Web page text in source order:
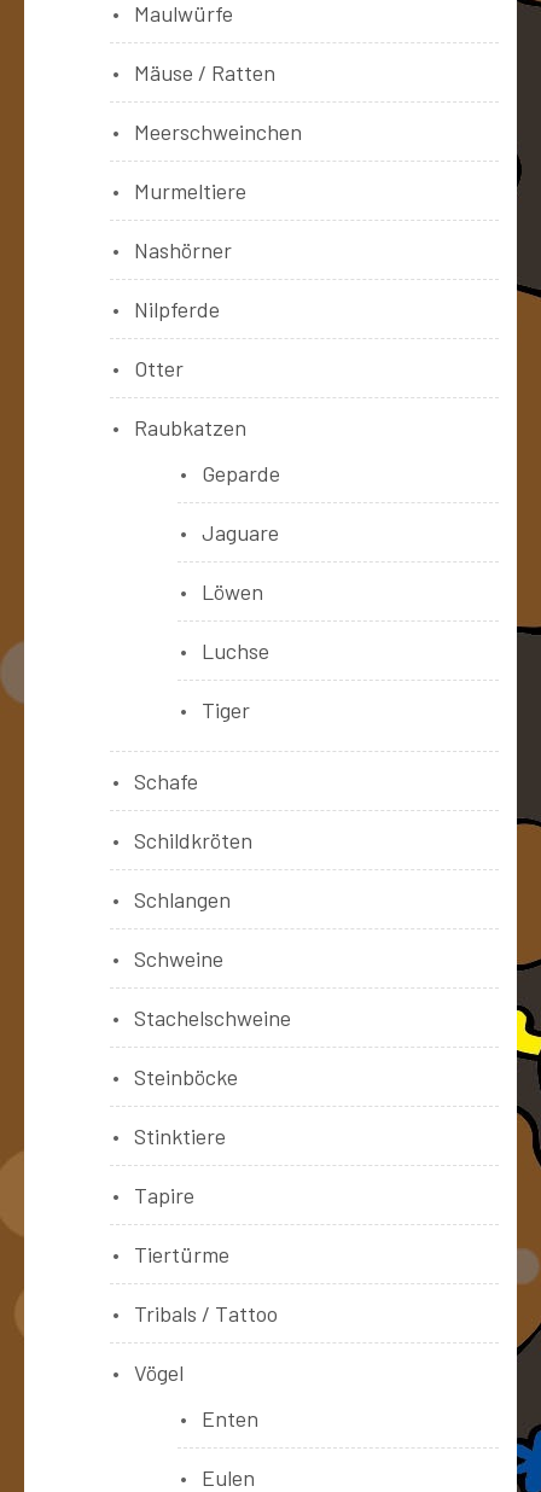
Maulwürfe
Mäuse / Ratten
Meerschweinchen
Murmeltiere
Nashörner
Nilpferde
Otter
Raubkatzen
Geparde
Jaguare
Löwen
Luchse
Tiger
Schafe
Schildkröten
Schlangen
Schweine
Stachelschweine
Steinböcke
Stinktiere
Tapire
Tiertürme
Tribals / Tattoo
Vögel
Enten
Eulen